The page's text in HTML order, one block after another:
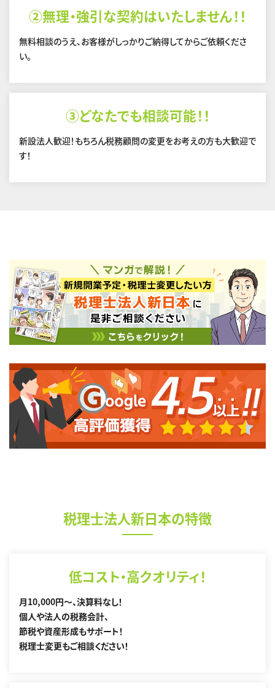
②無理・強引な契約はいたしません！！
無料相談のうえ、お客様がしっかりご納得してからご依頼くださ
い。
③どなたでも相談可能！！
新設法人歓迎！もちろん税務顧問の変更をお考えの方も大歓迎で
す！
税理士法人新日本の特徴
低コスト・高クオリティ！
月10,000円～、決算料なし！
個人や法人の税務会計、
節税や資産形成もサポート！
税理士変更もご相談ください！